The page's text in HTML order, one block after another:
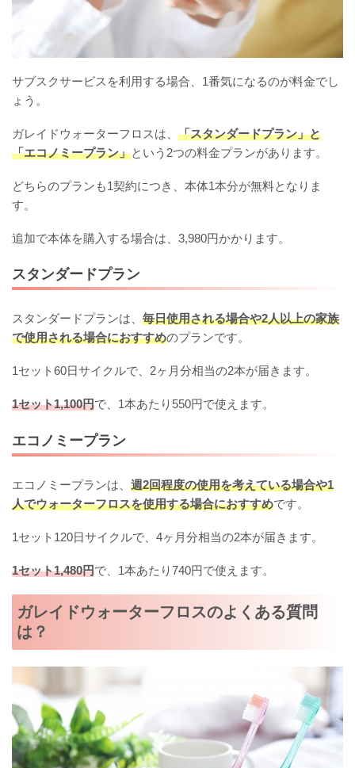
サブスクサービスを利用する場合、1番気になるのが料金でし
ょう。
ガレイドウォーターフロスは、 「スタンダードプラン」と
「エコノミープラン」という2つの料金プランがあります。
どちらのプランも1契約につき、本体1本分が無料となりま
す。
追加で本体を購入する場合は、3,980円かかります。
スタンダードプラン
スタンダードプランは、 毎日使用される場合や2人以上の家族
で使用される場合におすすめのプランです。
1セット60日サイクルで、2ヶ月分相当の2本が届きます。
1セット1,100円で、1本あたり550円で使えます。
エコノミープラン
エコノミープランは、 週2回程度の使用を考えている場合や1
人でウォーターフロスを使用する場合におすすめです。
1セット120日サイクルで、4ヶ月分相当の2本が届きます。
1セット1,480円で、1本あたり740円で使えます。
ガレイドウォーターフロスのよくある質問
は？